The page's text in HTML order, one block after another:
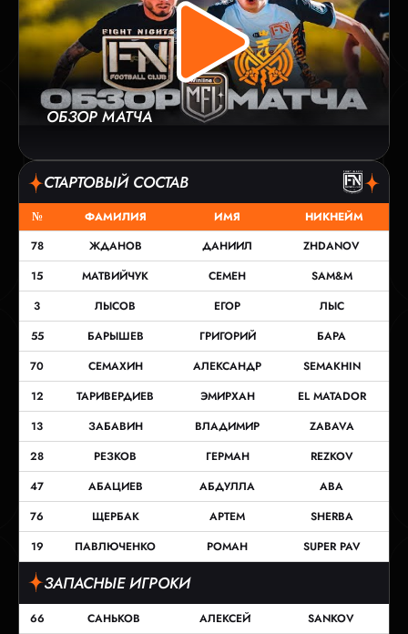
ОБЗОР МАТЧА
СТАРТОВЫЙ СОСТАВ
№ ФАМИЛИЯ ИМЯ
НИКНЕЙМ
78
ЖДАНОВ ДАНИИЛ
ZHDANOV
15
МАТВИЙЧУК СЕМЕН
SAM&M
3
ЛЫСОВ ЕГОР
ЛЫС
55
БАРЫШЕВ ГРИГОРИЙ
БАРА
70
СЕМАХИН АЛЕКСАНДР
SEMAKHIN
12
ТАРИВЕРДИЕВ ЭМИРХАН
EL MATADOR
13
ЗАБАВИН ВЛАДИМИР
ZABAVA
28
РЕЗКОВ ГЕРМАН
REZKOV
47
АБАЦИЕВ АБДУЛЛА
ABA
76
ЩЕРБАК АРТЕМ
SHERBA
19
ПАВЛЮЧЕНКО РОМАН SUPER PAV
ЗАПАСНЫЕ ИГРОКИ
66 САНЬКОВ АЛЕКСЕЙ SANKOV